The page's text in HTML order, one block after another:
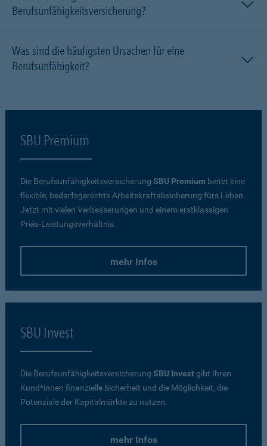
Berufsunfähigkeitsversicherung?
Was sind die häufigsten Ursachen für eine
Berufsunfähigkeit?
SBU Premium
Die Berufsunfähigkeitsversicherung SBU Premium bietet eine
flexible, bedarfsgerechte Arbeitskraftabsicherung fürs Leben.
Jetzt mit vielen Verbesserungen und einem erstklassigen
Preis-Leistungsverhältnis.
mehr Infos
SBU Invest
Die Berufsunfähigkeitsversicherung SBU Investgibt Ihren
Kund*innen finanzielle Sicherheit und die Möglichkeit, die
Potenziale der Kapitalmärkte zu nutzen.
mehr Infos